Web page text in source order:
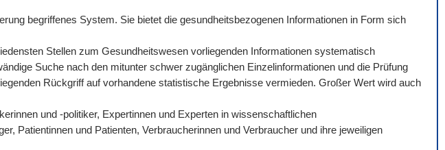
begriffenes System. Sie bietet die gesundheitsbezogenen Informationen in Form sich
Stellen zum Gesundheitswesen vorliegenden Informationen systematisch
Suche nach den mitunter schwer zugänglichen Einzelinformationen und die Prüfung
Rückgriff auf vorhandene statistische Ergebnisse vermieden. Großer Wert wird auch
und -politiker, Expertinnen und Experten in wissenschaftlichen
Patientinnen und Patienten, Verbraucherinnen und Verbraucher und ihre jeweiligen